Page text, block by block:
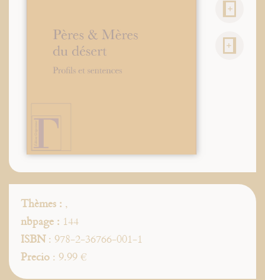
Thèmes : ,
nbpage : 144
ISBN: 978-2-36766-001-1
Precio : 9.99 €